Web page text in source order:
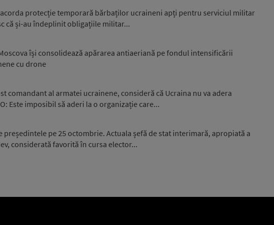
acorda protecție temporară bărbaților ucraineni apți pentru serviciul militar
că și-au îndeplinit obligațiile militar...
își consolidează apărarea antiaeriană pe fondul intensificării
cu drone
comandant al armatei ucrainene, consideră că Ucraina nu va adera
Este imposibil să aderi la o organizație care...
președintele pe 25 octombrie. Actuala șefă de stat interimară, apropiată a
considerată favorită în cursa elector...